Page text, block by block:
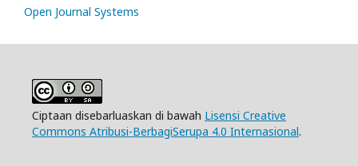
Open Journal Systems
Ciptaan disebarluaskan di bawah Lisensi Creative
Commons Atribusi-BerbagiSerupa 4.0 Internasional.